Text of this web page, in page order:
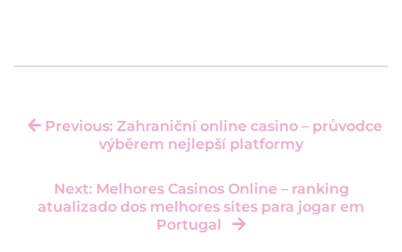
Previous: Zahraniční online casino – průvodce
výběrem nejlepší platformy
Next: Melhores Casinos Online – ranking
atualizado dos melhores sites para jogar em
Portugal